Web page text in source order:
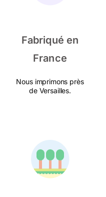
Fabriqué en
France
Nous imprimons près
de Versailles.